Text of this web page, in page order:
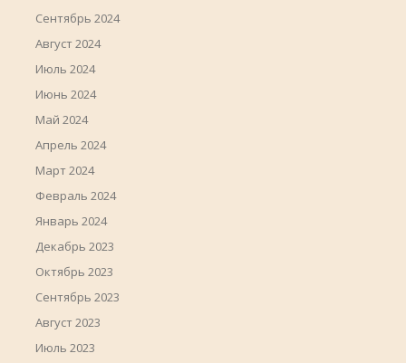
Сентябрь 2024
Август 2024
Июль 2024
Июнь 2024
Май 2024
Апрель 2024
Март 2024
Февраль 2024
Январь 2024
Декабрь 2023
Октябрь 2023
Сентябрь 2023
Август 2023
Июль 2023